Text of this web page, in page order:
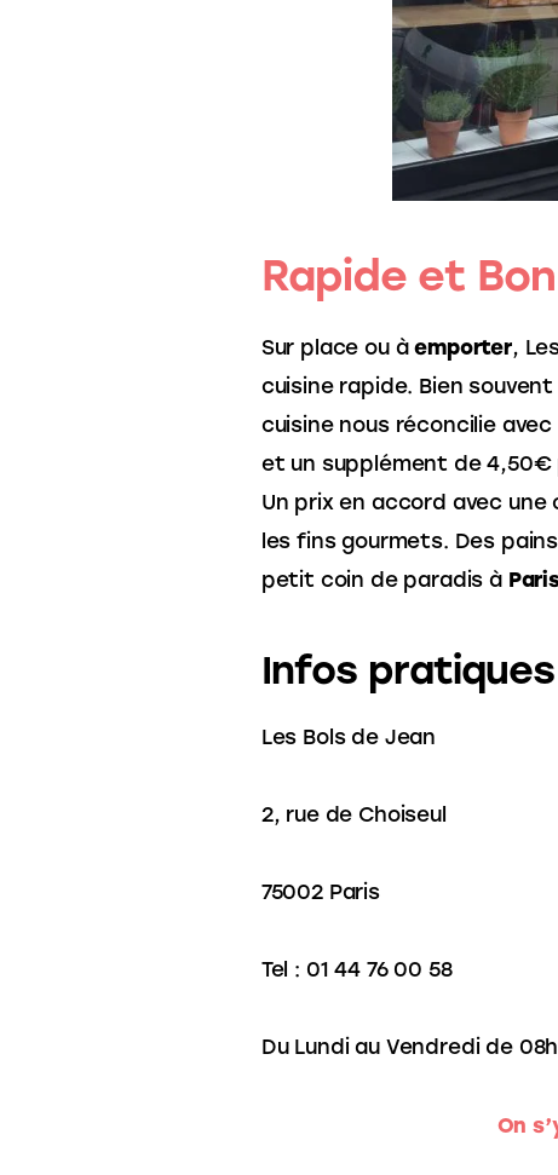
Rapide et Bon
Sur place ou à emporter,
cuisine rapide. Bien
cuisine nous réconcilie
et un supplément de 4,50€
Un prix en accord avec une
les fins gourmets. Des pains
petit coin de paradis à
Infos
Les Bols de Jean
2, rue de Choiseul
75002 Paris
Tel : 01 44 76 00 58
Du Lundi au Vendredi de
On